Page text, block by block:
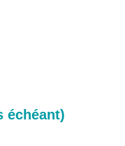
échéant)